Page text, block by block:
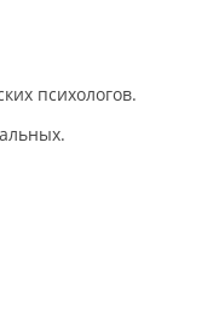
психологов.